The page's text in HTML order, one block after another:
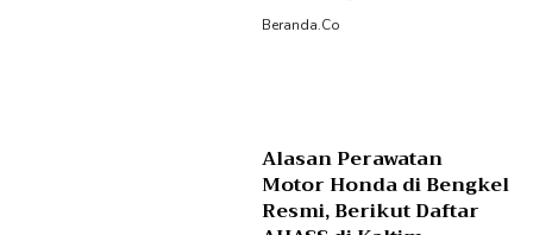
Beranda.co
Alasan Perawatan
Motor Honda di Bengkel
Resmi, Berikut Daftar